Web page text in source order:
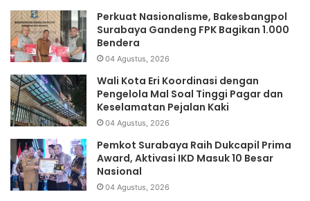
Perkuat Nasionalisme, Bakesbangpol
Surabaya Gandeng FPK Bagikan 1.000
Bendera
04 Agustus, 2026
Wali Kota Eri Koordinasi dengan
Pengelola Mal Soal Tinggi Pagar dan
Keselamatan Pejalan Kaki
04 Agustus, 2026
Pemkot Surabaya Raih Dukcapil Prima
Award, Aktivasi IKD Masuk 10 Besar
Nasional
04 Agustus, 2026